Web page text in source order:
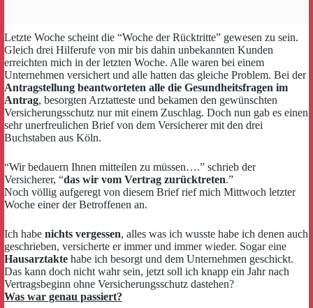
Letzte Woche scheint die “Woche der Rücktritte” gewesen zu sein.
Gleich drei Hilferufe von mir bis dahin unbekannten Kunden
erreichten mich in der letzten Woche. Alle waren bei einem
Unternehmen versichert und alle hatten das gleiche Problem. Bei der
Antragstellung beantworteten alle die Gesundheitsfragen im
Antrag, besorgten Arztatteste und bekamen den gewünschten
Versicherungsschutz nur mit einem Zuschlag. Doch nun gab es einen
sehr unerfreulichen Brief von dem Versicherer mit den drei
Buchstaben aus Köln.
“Wir bedauern Ihnen mitteilen zu müssen….” schrieb der
Versicherer, “das wir vom Vertrag zurücktreten.”
Noch völlig aufgeregt von diesem Brief rief mich Mittwoch letzter
Woche einer der Betroffenen an.
Ich habe nichts vergessen, alles was ich wusste habe ich denen auch
geschrieben, versicherte er immer und immer wieder. Sogar eine
Hausarztakte habe ich besorgt und dem Unternehmen geschickt.
Das kann doch nicht wahr sein, jetzt soll ich knapp ein Jahr nach
Vertragsbeginn ohne Versicherungsschutz dastehen?
Was war genau passiert?